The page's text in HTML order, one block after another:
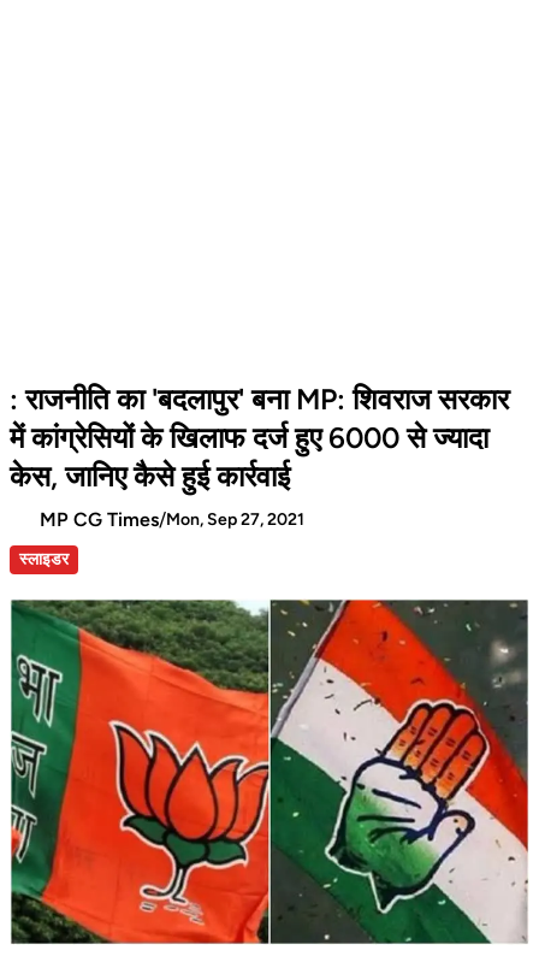
: राजनीति का 'बदलापुर' बना MP: शिवराज सरकार
में कांग्रेसियों के खिलाफ दर्ज हुए 6000 से ज्यादा
केस, जानिए कैसे हुई कार्रवाई
MP CG Times/Mon, Sep 27, 2021
स्लाइडर